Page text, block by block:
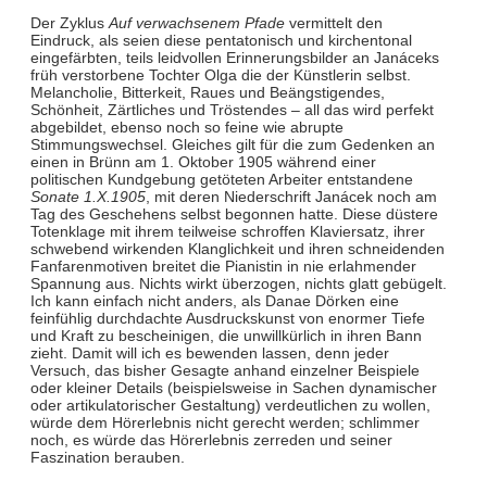
Der Zyklus Auf verwachsenem Pfadevermittelt den
Eindruck, als seien diese pentatonisch und kirchentonal
eingefärbten, teils leidvollen Erinnerungsbilder an Janáceks
früh verstorbene Tochter Olga die der Künstlerin selbst.
Melancholie, Bitterkeit, Raues und Beängstigendes,
Schönheit, Zärtliches und Tröstendes – all das wird perfekt
abgebildet, ebenso noch so feine wie abrupte
Stimmungswechsel. Gleiches gilt für die zum Gedenken an
einen in Brünn am 1. Oktober 1905 während einer
politischen Kundgebung getöteten Arbeiter entstandene
Sonate 1.X.1905, mit deren Niederschrift Janácek noch am
Tag des Geschehens selbst begonnen hatte. Diese düstere
Totenklage mit ihrem teilweise schroffen Klaviersatz, ihrer
schwebend wirkenden Klanglichkeit und ihren schneidenden
Fanfarenmotiven breitet die Pianistin in nie erlahmender
Spannung aus. Nichts wirkt überzogen, nichts glatt gebügelt.
Ich kann einfach nicht anders, als Danae Dörken eine
feinfühlig durchdachte Ausdruckskunst von enormer Tiefe
und Kraft zu bescheinigen, die unwillkürlich in ihren Bann
zieht. Damit will ich es bewenden lassen, denn jeder
Versuch, das bisher Gesagte anhand einzelner Beispiele
oder kleiner Details (beispielsweise in Sachen dynamischer
oder artikulatorischer Gestaltung) verdeutlichen zu wollen,
würde dem Hörerlebnis nicht gerecht werden; schlimmer
noch, es würde das Hörerlebnis zerreden und seiner
Faszination berauben.